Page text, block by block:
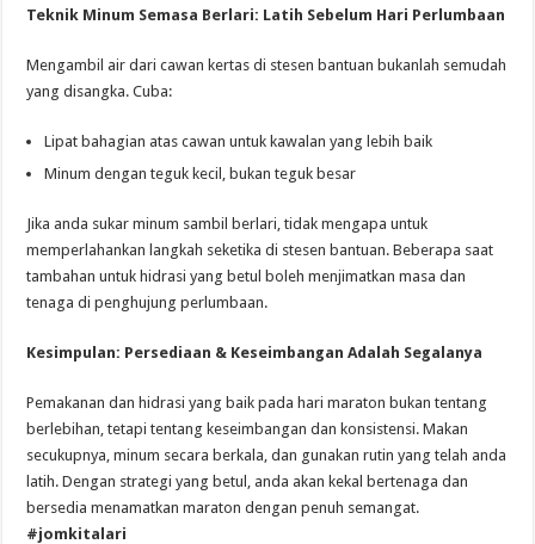
Teknik Minum Semasa Berlari: Latih Sebelum Hari Perlumbaan
Mengambil air dari cawan kertas di stesen bantuan bukanlah semudah
yang disangka. Cuba:
Lipat bahagian atas cawan untuk kawalan yang lebih baik
Minum dengan teguk kecil, bukan teguk besar
Jika anda sukar minum sambil berlari, tidak mengapa untuk
memperlahankan langkah seketika di stesen bantuan. Beberapa saat
tambahan untuk hidrasi yang betul boleh menjimatkan masa dan
tenaga di penghujung perlumbaan.
Kesimpulan: Persediaan & Keseimbangan Adalah Segalanya
Pemakanan dan hidrasi yang baik pada hari maraton bukan tentang
berlebihan, tetapi tentang keseimbangan dan konsistensi. Makan
secukupnya, minum secara berkala, dan gunakan rutin yang telah anda
latih. Dengan strategi yang betul, anda akan kekal bertenaga dan
bersedia menamatkan maraton dengan penuh semangat.
#jomkitalari